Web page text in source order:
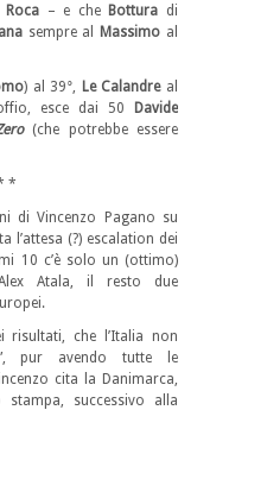
Roca – e che Bottura di
sempre al Massimo al
) al 39°, Le Calandreal
esce dai 50
Davide
(che potrebbe essere
*
di Vincenzo Pagano su
l’attesa (?) escalation dei
10 c’è solo un (ottimo)
Atala, il resto due
risultati, che l’Italia non
pur avendo tutte le
cita la Danimarca,
successivo alla